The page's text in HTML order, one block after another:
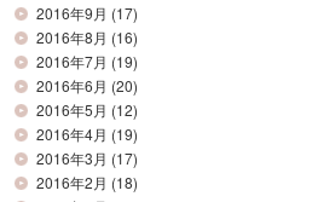
2016年9月 (17)
2016年8月 (16)
2016年7月 (19)
2016年6月 (20)
2016年5月 (12)
2016年4月 (19)
2016年3月 (17)
2016年2月 (18)